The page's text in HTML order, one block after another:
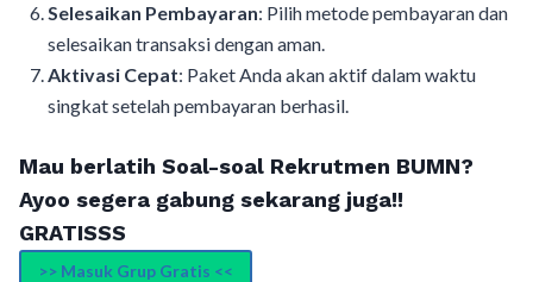
Selesaikan Pembayaran: Pilih metode pembayaran dan
selesaikan transaksi dengan aman.
Aktivasi Cepat: Paket Anda akan aktif dalam waktu
singkat setelah pembayaran berhasil.
Mau berlatih Soal-soal Rekrutmen BUMN?
Ayoo segera gabung sekarang juga!!
GRATISSS
>> Masuk Grup Gratis <<